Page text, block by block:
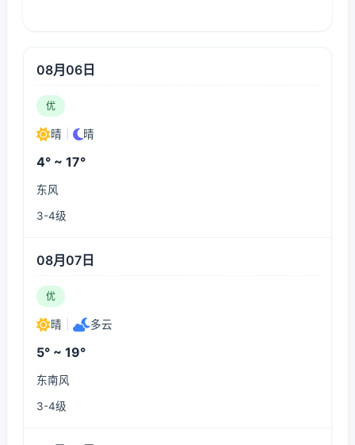
08月06日
优
晴 晴
4° ~ 17°
东风
3-4级
08月07日
优
晴 多云
5° ~ 19°
东南风
3-4级